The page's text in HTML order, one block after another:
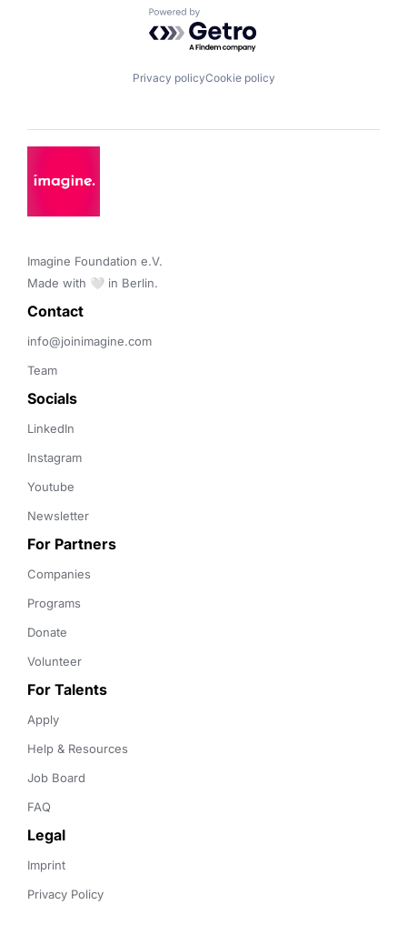
Powered by Getro.com
Privacy policyCookie policy
Imagine Foundation e.V.
Made with 🤍 in Berlin.
Contact
info@joinimagine.com
Team
Socials
LinkedIn
Instagram
Youtube
Newsletter
For Partners
Companies
Programs
Donate
Volunteer
For Talents
Apply
Help & Resources
Job Board
FAQ
Legal
Imprint
Privacy Policy